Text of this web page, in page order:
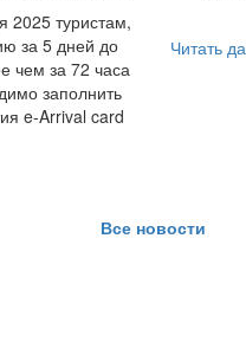
2025 туристам,
за 5 дней до
чем за 72 часа
заполнить
e-Arrival card
Читать
Все новости